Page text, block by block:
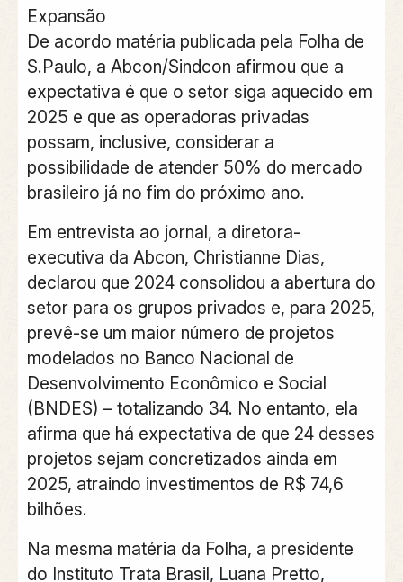
Expansão
De acordo matéria publicada pela Folha de
S.Paulo, a Abcon/Sindcon afirmou que a
expectativa é que o setor siga aquecido em
2025 e que as operadoras privadas
possam, inclusive, considerar a
possibilidade de atender 50% do mercado
brasileiro já no fim do próximo ano.
Em entrevista ao jornal, a diretora-
executiva da Abcon, Christianne Dias,
declarou que 2024 consolidou a abertura do
setor para os grupos privados e, para 2025,
prevê-se um maior número de projetos
modelados no Banco Nacional de
Desenvolvimento Econômico e Social
(BNDES) – totalizando 34. No entanto, ela
afirma que há expectativa de que 24 desses
projetos sejam concretizados ainda em
2025, atraindo investimentos de R$ 74,6
bilhões.
Na mesma matéria da Folha, a presidente
do Instituto Trata Brasil, Luana Pretto,